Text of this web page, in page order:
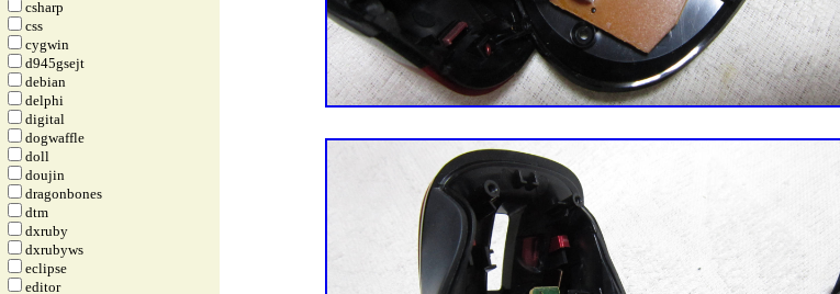
csharp
css
cygwin
d945gsejt
debian
delphi
digital
dogwaffle
doll
doujin
dragonbones
dtm
dxruby
dxrubyws
eclipse
editor